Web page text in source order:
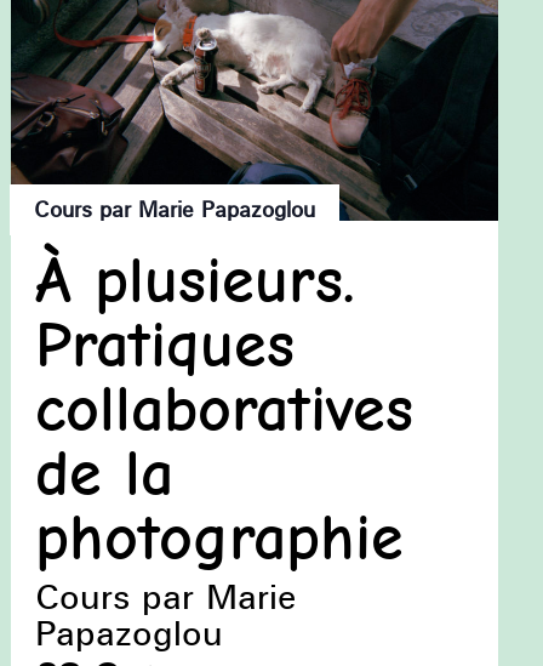
Cours par Marie Papazoglou
À plusieurs.
Pratiques
collaboratives
de la
photographie
Cours par Marie
Papazoglou